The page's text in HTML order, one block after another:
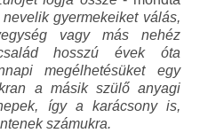
gyermekeiket válás,
vagy más nehéz
hosszú évek óta
megélhetésüket egy
a másik szülő anyagi
így a karácsony is,
számukra.